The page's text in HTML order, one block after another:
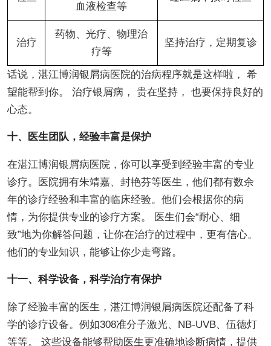
血液检查等
治疗
药物、光疗、物理治
疗等
坚持治疗，定期复诊
话说，湛江博润银屑病医院的治病程序就是这样啦， 希
望能帮到你。 治疗银屑病， 贵在坚持， 也要保持良好的
心态。
十、医生团队，经验丰富是保护
在湛江博润银屑病医院，你可以享受到经验丰富的专业
诊疗。医院拥有朱靖嘉、封艳芬等医生，他们都有数余
年的诊疗经验和丰富的临床经验。他们会根据你的病
情，为你提供专业的诊疗方案。 医生们会“耐心、细
致”地为你解答问题，让你在治疗的过程中，更有信心。
他们的专业知识，能够让你少走弯路。
十一、科学设备，科学治疗有保护
除了经验丰富的医生，湛江博润银屑病医院还配备了科
学的诊疗设备。例如308准分子激光、NB-UVB、伍德灯
等等。 这些设备能够帮助医生更准确地诊断病情，提供